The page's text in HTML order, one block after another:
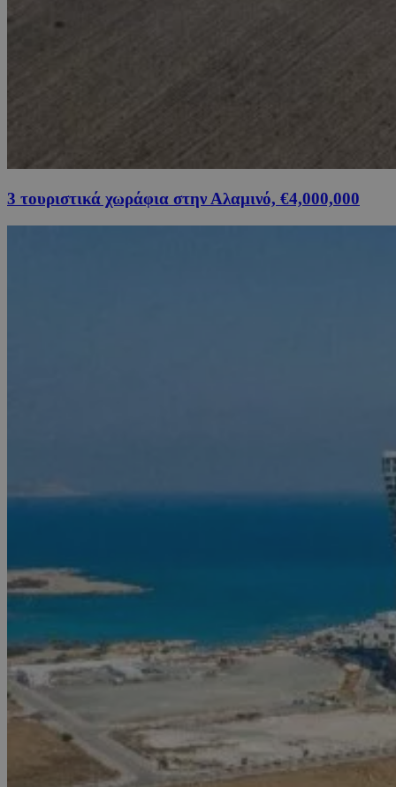
3 τουριστικά χωράφια στην Αλαμινό, €4,000,000